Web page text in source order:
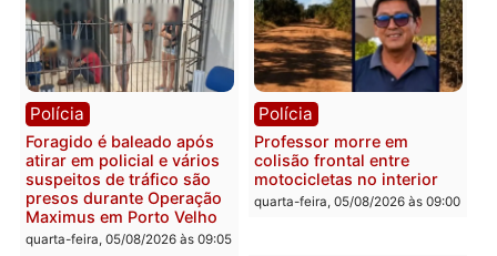
em 2026
quarta-feira, 05/08/2026 às 12:31
Fúria após convenção
quarta-feira, 05/08/2026 às
Polícia
Com apenas 28% do
efetivo, Polícia Civil de
Rondônia tem maior déficit
do país, aponta estudo
quarta-feira, 05/08/2026 às 12:29
Política